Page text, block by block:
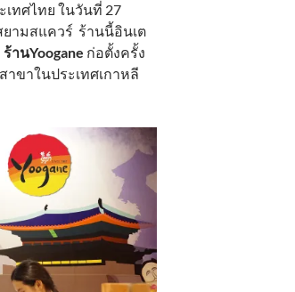
เทศไทย ในวันที่ 27
ามสแควร์ ร้านนี้อินเต
ร้านYoogane ก่อตั้งครั้ง
าขาในประเทศเกาหลี